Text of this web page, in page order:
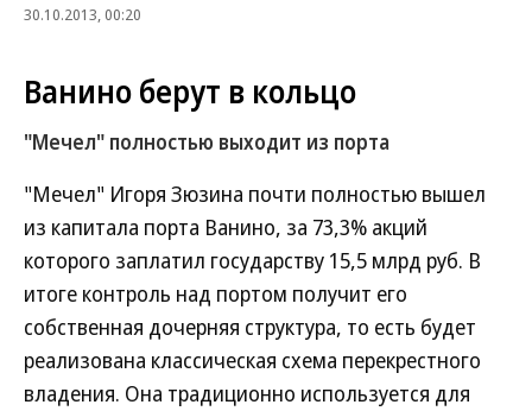
30.10.2013, 00:20
Ванино берут в кольцо
"Мечел" полностью выходит из порта
"Мечел" Игоря Зюзина почти полностью вышел
из капитала порта Ванино, за 73,3% акций
которого заплатил государству 15,5 млрд руб. В
итоге контроль над портом получит его
собственная дочерняя структура, то есть будет
реализована классическая схема перекрестного
владения. Она традиционно используется для